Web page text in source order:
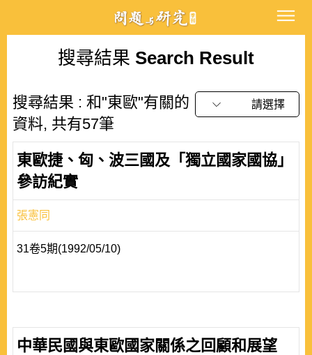
搜尋結果 Search Result
搜尋結果 : 和"東歐"有關的
資料, 共有57筆
請選擇
東歐捷、匈、波三國及「獨立國家國協」
參訪紀實
張憲同
31卷5期(1992/05/10)
中華民國與東歐國家關係之回顧和展望